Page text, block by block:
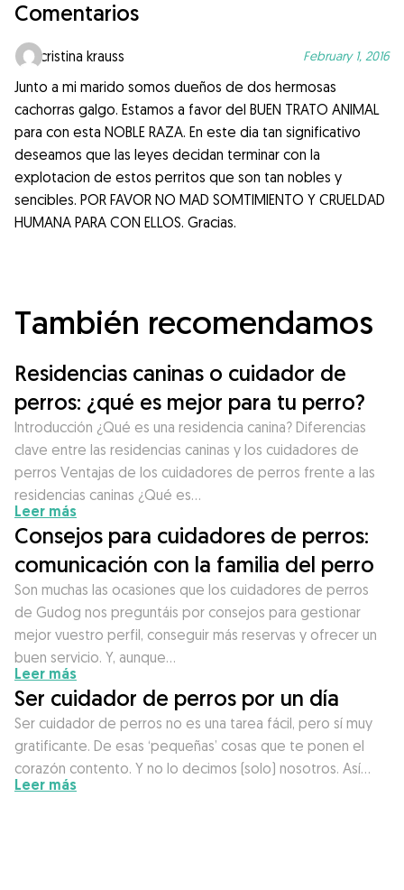
Comentarios
cristina krauss February 1, 2016
Junto a mi marido somos dueños de dos hermosas
cachorras galgo. Estamos a favor del BUEN TRATO ANIMAL
para con esta NOBLE RAZA. En este dia tan significativo
deseamos que las leyes decidan terminar con la
explotacion de estos perritos que son tan nobles y
sencibles. POR FAVOR NO MAD SOMTIMIENTO Y CRUELDAD
HUMANA PARA CON ELLOS. Gracias.
También recomendamos
Residencias caninas o cuidador de
perros: ¿qué es mejor para tu perro?
Introducción ¿Qué es una residencia canina? Diferencias
clave entre las residencias caninas y los cuidadores de
perros Ventajas de los cuidadores de perros frente a las
residencias caninas ¿Qué es…
Leer más
Consejos para cuidadores de perros:
comunicación con la familia del perro
Son muchas las ocasiones que los cuidadores de perros
de Gudog nos preguntáis por consejos para gestionar
mejor vuestro perfil, conseguir más reservas y ofrecer un
buen servicio. Y, aunque…
Leer más
Ser cuidador de perros por un día
Ser cuidador de perros no es una tarea fácil, pero sí muy
gratificante. De esas ‘pequeñas’ cosas que te ponen el
corazón contento. Y no lo decimos (solo) nosotros. Así…
Leer más